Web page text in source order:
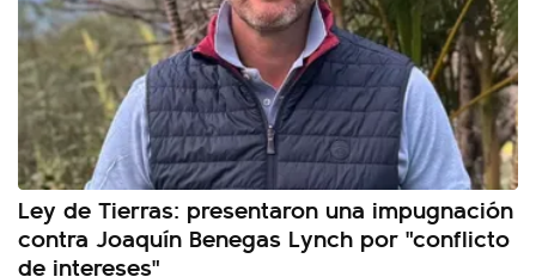
Ley de Tierras: presentaron una impugnación
contra Joaquín Benegas Lynch por "conflicto
de intereses"